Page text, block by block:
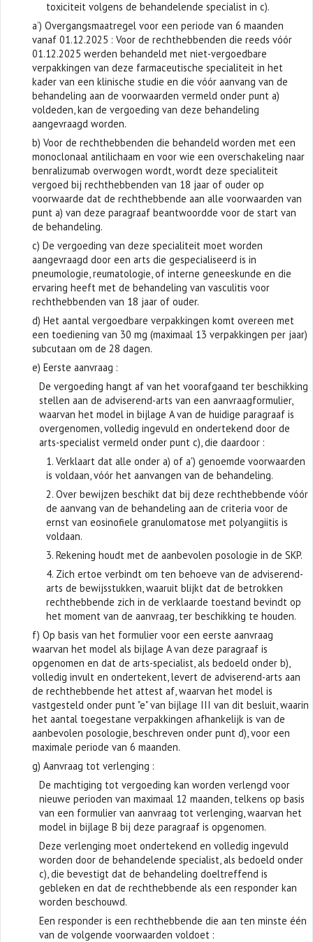
toxiciteit volgens de behandelende specialist in c).
a’) Overgangsmaatregel voor een periode van 6 maanden
vanaf 01.12.2025 : Voor de rechthebbenden die reeds vóór
01.12.2025 werden behandeld met niet-vergoedbare
verpakkingen van deze farmaceutische specialiteit in het
kader van een klinische studie en die vóór aanvang van de
behandeling aan de voorwaarden vermeld onder punt a)
voldeden, kan de vergoeding van deze behandeling
aangevraagd worden.
b) Voor de rechthebbenden die behandeld worden met een
monoclonaal antilichaam en voor wie een overschakeling naar
benralizumab overwogen wordt, wordt deze specialiteit
vergoed bij rechthebbenden van 18 jaar of ouder op
voorwaarde dat de rechthebbende aan alle voorwaarden van
punt a) van deze paragraaf beantwoordde voor de start van
de behandeling.
c) De vergoeding van deze specialiteit moet worden
aangevraagd door een arts die gespecialiseerd is in
pneumologie, reumatologie, of interne geneeskunde en die
ervaring heeft met de behandeling van vasculitis voor
rechthebbenden van 18 jaar of ouder.
d) Het aantal vergoedbare verpakkingen komt overeen met
een toediening van 30 mg (maximaal 13 verpakkingen per jaar)
subcutaan om de 28 dagen.
e) Eerste aanvraag :
De vergoeding hangt af van het voorafgaand ter beschikking
stellen aan de adviserend-arts van een aanvraagformulier,
waarvan het model in bijlage A van de huidige paragraaf is
overgenomen, volledig ingevuld en ondertekend door de
arts-specialist vermeld onder punt c), die daardoor :
1. Verklaart dat alle onder a) of a') genoemde voorwaarden
is voldaan, vóór het aanvangen van de behandeling.
2. Over bewijzen beschikt dat bij deze rechthebbende vóór
de aanvang van de behandeling aan de criteria voor de
ernst van eosinofiele granulomatose met polyangiitis is
voldaan.
3. Rekening houdt met de aanbevolen posologie in de SKP.
4. Zich ertoe verbindt om ten behoeve van de adviserend-
arts de bewijsstukken, waaruit blijkt dat de betrokken
rechthebbende zich in de verklaarde toestand bevindt op
het moment van de aanvraag, ter beschikking te houden.
f) Op basis van het formulier voor een eerste aanvraag
waarvan het model als bijlage A van deze paragraaf is
opgenomen en dat de arts-specialist, als bedoeld onder b),
volledig invult en ondertekent, levert de adviserend-arts aan
de rechthebbende het attest af, waarvan het model is
vastgesteld onder punt "e" van bijlage III van dit besluit, waarin
het aantal toegestane verpakkingen afhankelijk is van de
aanbevolen posologie, beschreven onder punt d), voor een
maximale periode van 6 maanden.
g) Aanvraag tot verlenging :
De machtiging tot vergoeding kan worden verlengd voor
nieuwe perioden van maximaal 12 maanden, telkens op basis
van een formulier van aanvraag tot verlenging, waarvan het
model in bijlage B bij deze paragraaf is opgenomen.
Deze verlenging moet ondertekend en volledig ingevuld
worden door de behandelende specialist, als bedoeld onder
c), die bevestigt dat de behandeling doeltreffend is
gebleken en dat de rechthebbende als een responder kan
worden beschouwd.
Een responder is een rechthebbende die aan ten minste één
van de volgende voorwaarden voldoet :